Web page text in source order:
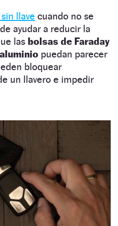
llave cuando no se
ayudar a reducir la
las bolsas de Faraday
puedan parecer
bloquear
un llavero e impedir